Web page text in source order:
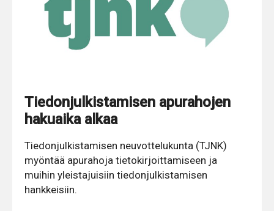
Tiedonjulkistamisen apurahojen
hakuaika alkaa
Tiedonjulkistamisen neuvottelukunta (TJNK)
myöntää apurahoja tietokirjoittamiseen ja
muihin yleistajuisiin tiedonjulkistamisen
hankkeisiin.